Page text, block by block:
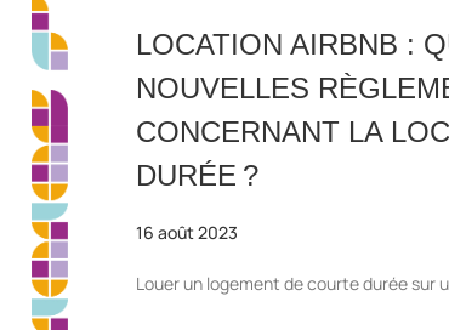
LOCATION AIRBNB :
NOUVELLES
CONCERNANT LA
DURÉE ?
16 août 2023
Louer un logement de courte durée sur